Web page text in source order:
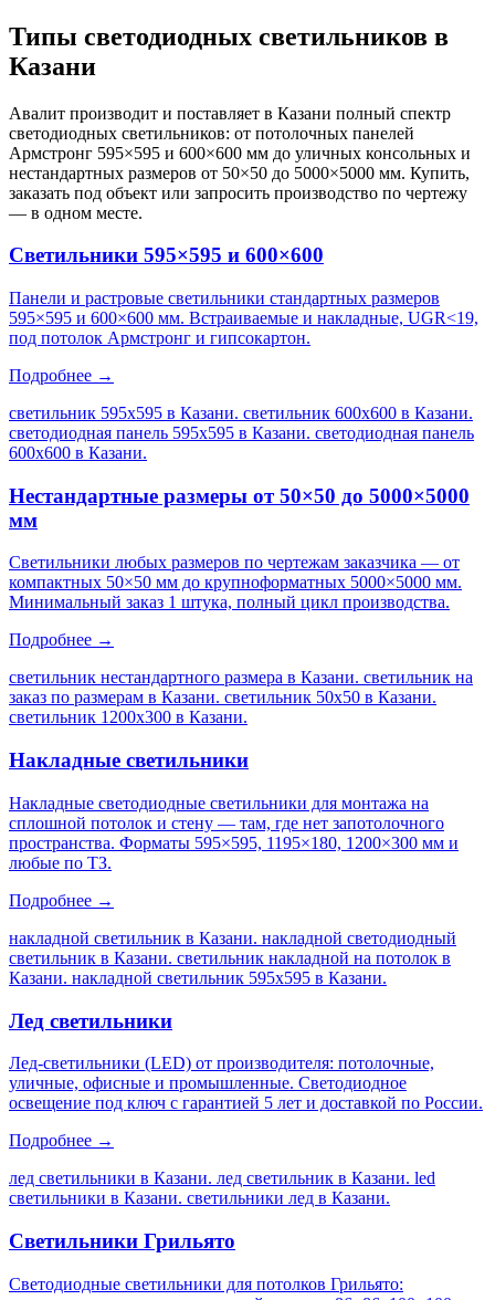
Типы светодиодных светильников в
Казани
Авалит производит и поставляет в Казани полный спектр
светодиодных светильников: от потолочных панелей
Армстронг 595×595 и 600×600 мм до уличных консольных и
нестандартных размеров от 50×50 до 5000×5000 мм. Купить,
заказать под объект или запросить производство по чертежу
— в одном месте.
Светильники 595×595 и 600×600
Панели и растровые светильники стандартных размеров
595×595 и 600×600 мм. Встраиваемые и накладные, UGR<19,
под потолок Армстронг и гипсокартон.
Подробнее →
светильник 595х595 в Казани. светильник 600х600 в Казани.
светодиодная панель 595х595 в Казани. светодиодная панель
600х600 в Казани.
Нестандартные размеры от 50×50 до 5000×5000
мм
Светильники любых размеров по чертежам заказчика — от
компактных 50×50 мм до крупноформатных 5000×5000 мм.
Минимальный заказ 1 штука, полный цикл производства.
Подробнее →
светильник нестандартного размера в Казани. светильник на
заказ по размерам в Казани. светильник 50х50 в Казани.
светильник 1200х300 в Казани.
Накладные светильники
Накладные светодиодные светильники для монтажа на
сплошной потолок и стену — там, где нет запотолочного
пространства. Форматы 595×595, 1195×180, 1200×300 мм и
любые по ТЗ.
Подробнее →
накладной светильник в Казани. накладной светодиодный
светильник в Казани. светильник накладной на потолок в
Казани. накладной светильник 595х595 в Казани.
Лед светильники
Лед-светильники (LED) от производителя: потолочные,
уличные, офисные и промышленные. Светодиодное
освещение под ключ с гарантией 5 лет и доставкой по России.
Подробнее →
лед светильники в Казани. лед светильник в Казани. led
светильники в Казани. светильники лед в Казани.
Светильники Грильято
Светодиодные светильники для потолков Грильято: